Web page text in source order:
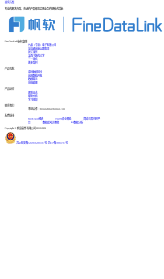
咨询方案
专业的解决方案、先进的产品帮您实现业务的爆发式增长
FineDataLink标杆案例
台晶（宁波）电子有限公司
某交通高速公路集团
浙江国贸
江西中医药大学
三一重机
更多案例
产品功能
实时数据同步
高效数据开发
数据服务
系统管理
产品动态
更新日志
帮助文档
学习视频
联系我们
市场合作：finedatalink@fanruan.com
友情链接
FineReport报表
FineBI商业智能
简道云零代码平
台
数据库知识教程 BI数据分析
Copyright © 帆软软件有限公司 2015-2026
苏公网安备32020502001567号 苏ICP备18065767号